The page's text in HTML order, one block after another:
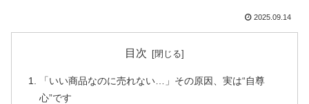
2025.09.14
目次
「いい商品なのに売れない…」その原因、実は“自尊
心”です